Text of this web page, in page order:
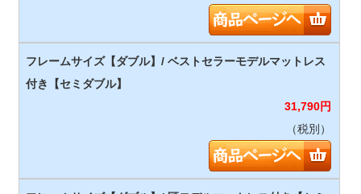
31,790円
（税別）